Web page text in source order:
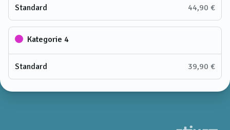
Standard 44,90 €
Kategorie 4
Standard 39,90 €